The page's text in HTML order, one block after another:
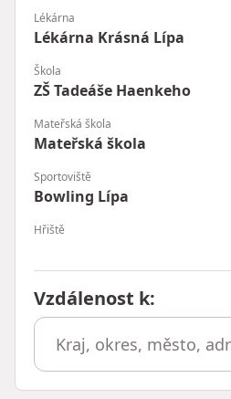
Lékárna
Lékárna Krásná Lípa
Škola
ZŠ Tadeáše Haenkeho
Mateřská škola
Mateřská škola
Sportoviště
Bowling Lípa
Hřiště
Vzdálenost k: